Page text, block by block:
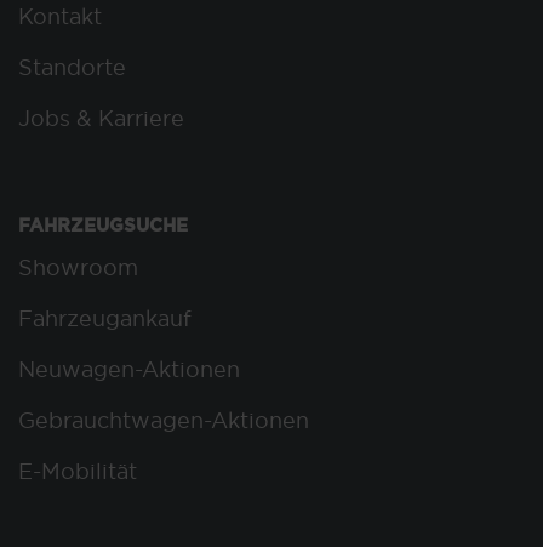
Kontakt
Standorte
Jobs & Karriere
FAHRZEUGSUCHE
Showroom
Fahrzeugankauf
Neuwagen-Aktionen
Gebrauchtwagen-Aktionen
E-Mobilität